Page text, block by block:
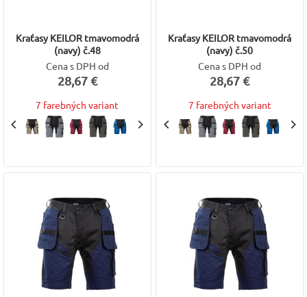
Kraťasy KEILOR tmavomodrá
(navy) č.48
Cena s DPH od
28,67 €
7 farebných variant
Kraťasy KEILOR tmavomodrá
(navy) č.50
Cena s DPH od
28,67 €
7 farebných variant